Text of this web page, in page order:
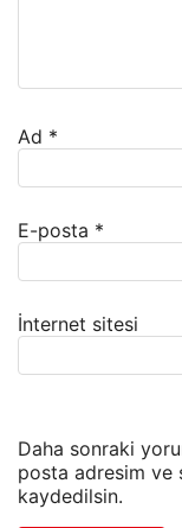
Ad *
E-posta *
İnternet sitesi
Daha sonraki
posta adresim ve
kaydedilsin.